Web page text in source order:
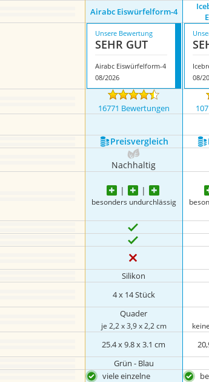
Airabc Eiswürfelform-4
Unsere Bewertung
SEHR GUT
Airabc Eiswürfelform-4
08/2026
08/
16771 Bewertungen
Preis­vergleich
Nachhaltig
besonders undurchlässig
Silikon
4 x 14 Stück
Quader
je 2,2 x 3,9 x 2,2 cm
25.4 x 9.8 x 3.1 cm
Grün - Blau
viele einzelne